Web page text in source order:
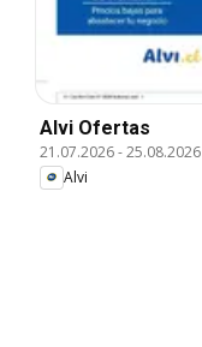
Alvi Ofertas
21.07.2026-25.08.2026
Alvi